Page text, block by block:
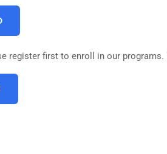
register first to enroll in our